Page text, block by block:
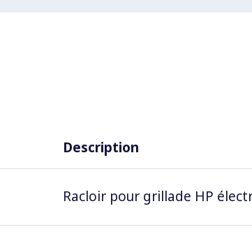
Description
Racloir pour grillade HP